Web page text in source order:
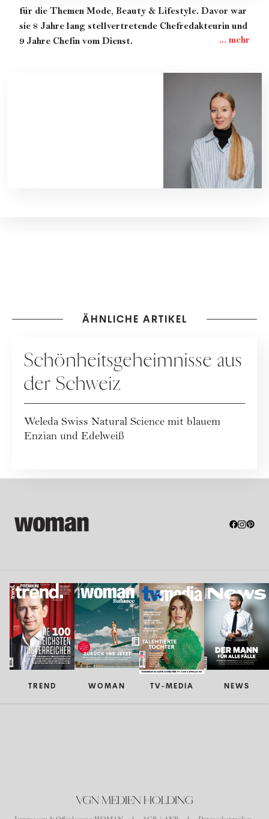
für die Themen Mode, Beauty & Lifestyle. Davor war
sie 8 Jahre lang stellvertretende Chefredakteurin und
9 Jahre Chefin vom Dienst.
ÄHNLICHE ARTIKEL
Schönheitsgeheimnisse aus
der Schweiz
Weleda Swiss Natural Science mit blauem
Enzian und Edelweiß
TREND WOMAN TV-MEDIA NEWS
VGN MEDIEN HOLDING